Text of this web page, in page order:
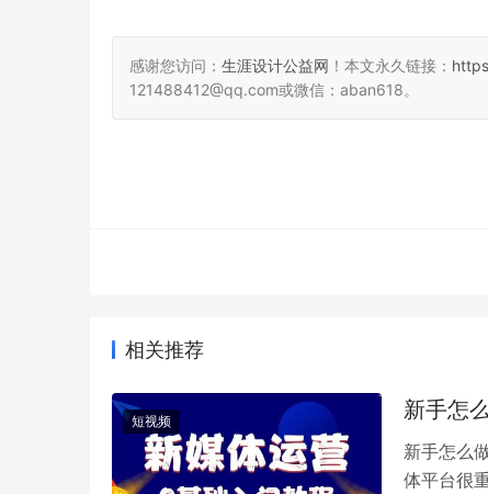
感谢您访问： 生涯设计公益网 ！本文永久链接：
121488412@qq.com或微信：aban618。
相关推荐
短视频 新手怎
新手怎么
体平台很